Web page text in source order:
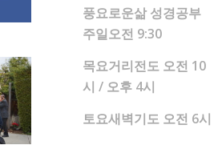
풍요로운삶 성경공부
주일오전 9:30
목요거리전도 오전 10
시 / 오후 4시
토요새벽기도 오전 6시